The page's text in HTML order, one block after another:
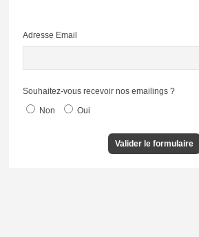
Adresse Email
Souhaitez-vous recevoir nos emailings ?
Non
Oui
Valider le formulaire